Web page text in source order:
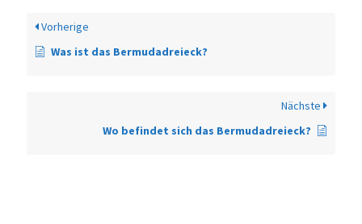
Vorherige
Was ist das Bermudadreieck?
Nächste
Wo befindet sich das Bermudadreieck?